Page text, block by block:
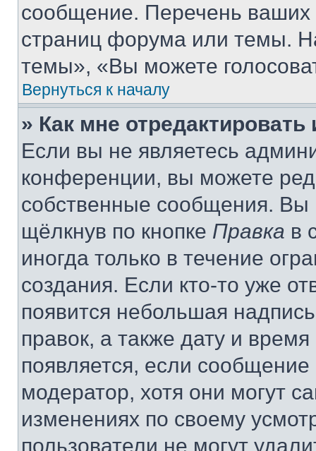
сообщение. Перечень ваших
страниц форума или темы.
темы», «Вы можете
Вернуться к началу
» Как мне
Если вы не являетесь
конференции, вы можете
собственные сообщения. Вы
щёлкнув по кнопке Правка в
иногда только в течение
создания. Если кто-то уже
появится небольшая
правок, а также дату и
появляется, если
модератор, хотя они могут
изменениях по своему
пользователи не могут